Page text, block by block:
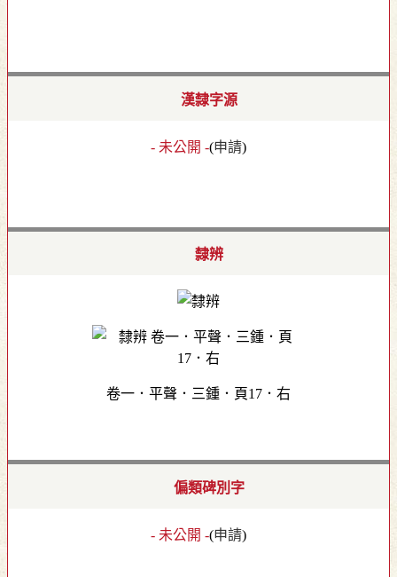
漢隸字源
- 未公開 -(申請)
隸辨
卷一．平聲．三鍾．頁17．右
偏類碑別字
- 未公開 -(申請)